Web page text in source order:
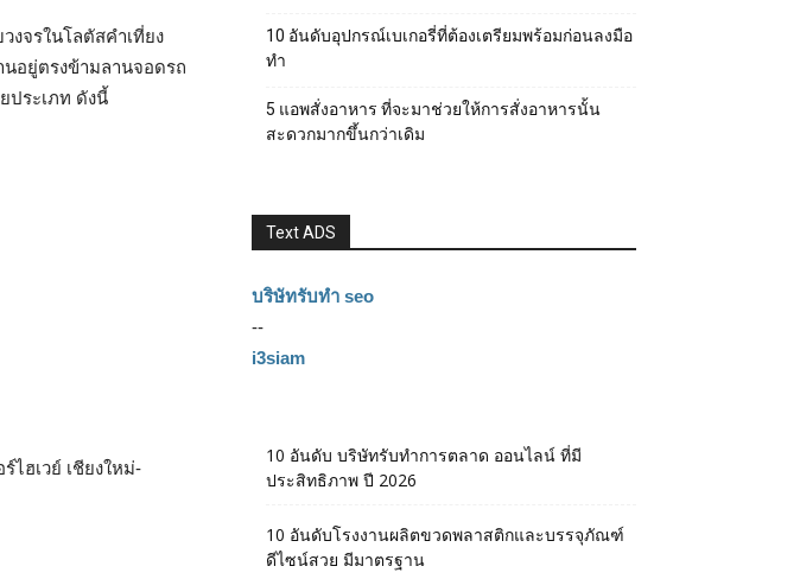
งจรในโลตัสคำเที่ยง
นอยู่ตรงข้ามลานจอดรถ
ประเภท ดังนี้
ไฮเวย์ เชียงใหม่-
10 อันดับอุปกรณ์เบเกอรี่ที่ต้องเตรียมพร้อมก่อนลงมือ
ทำ
5 แอพสั่งอาหาร ที่จะมาช่วยให้การสั่งอาหารนั้น
สะดวกมากขึ้นกว่าเดิม
Text ADS
บริษัทรับทำ seo
--
i3siam
10 อันดับ บริษัทรับทำการตลาด ออนไลน์ ที่มี
ประสิทธิภาพ ปี 2026
10 อันดับโรงงานผลิตขวดพลาสติกและบรรจุภัณฑ์
ดีไซน์สวย มีมาตรฐาน